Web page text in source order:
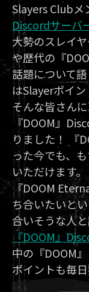
Slayers Clubメ
Discordサーバ
大勢のスレイ
や歴代の『
話題について
はSlayerポイン
そんな皆さん
『DOOM』
りました！ 『
った今でも、
いただけます。
『DOOM
ち合いたいと
合いそうな人
『DOOM』
中の『DOOM
ポイントも毎